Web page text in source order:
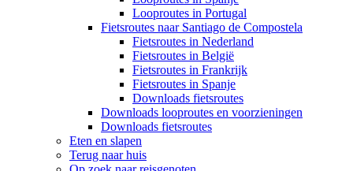
Looproutes in Portugal
Fietsroutes naar Santiago de Compostela
Fietsroutes in Nederland
Fietsroutes in België
Fietsroutes in Frankrijk
Fietsroutes in Spanje
Downloads fietsroutes
Downloads looproutes en voorzieningen
Downloads fietsroutes
Eten en slapen
Terug naar huis